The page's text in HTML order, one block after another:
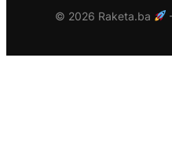
© 2026 Raketa.ba